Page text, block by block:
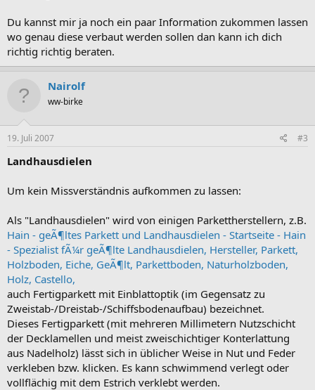
Du kannst mir ja noch ein paar Information zukommen lassen
wo genau diese verbaut werden sollen dan kann ich dich
richtig richtig beraten.
Nairolf
ww-birke
19. Juli 2007 #3
Landhausdielen
Um kein Missverständnis aufkommen zu lassen:
Als "Landhausdielen" wird von einigen Parkettherstellern, z.B.
Hain - geÃ¶ltes Parkett und Landhausdielen - Startseite - Hain
- Spezialist fÃ¼r geÃ¶lte Landhausdielen, Hersteller, Parkett,
Holzboden, Eiche, GeÃ¶lt, Parkettboden, Naturholzboden,
Holz, Castello,
auch Fertigparkett mit Einblattoptik (im Gegensatz zu
Zweistab-/Dreistab-/Schiffsbodenaufbau) bezeichnet.
Dieses Fertigparkett (mit mehreren Millimetern Nutzschicht
der Decklamellen und meist zweischichtiger Konterlattung
aus Nadelholz) lässt sich in üblicher Weise in Nut und Feder
verkleben bzw. klicken. Es kann schwimmend verlegt oder
vollflächig mit dem Estrich verklebt werden.